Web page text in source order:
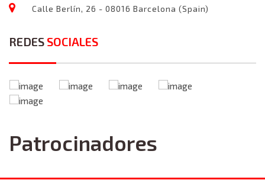
Calle Berlín, 26 - 08016 Barcelona (Spain)
REDES SOCIALES
Patrocinadores